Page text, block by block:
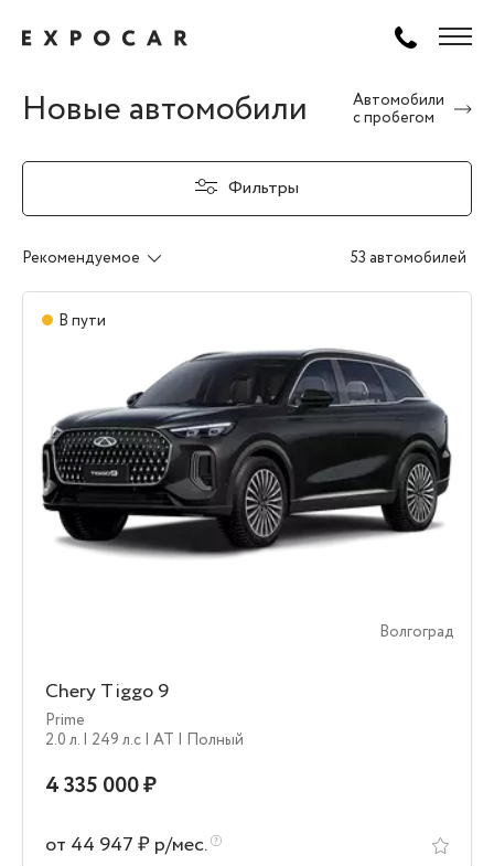
Новые автомобили
Автомобили
с пробегом
Фильтры
Рекомендуемое 53 автомобилей
В пути
Волгоград
Chery Tiggo 9
Prime
2.0 л. | 249 л.c | AT | Полный
4 335 000 ₽
от 44 947 ₽ р/мес.